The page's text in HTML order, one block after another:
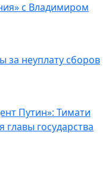
с Владимиром
за неуплату сборов
Путин»: Тимати
государства